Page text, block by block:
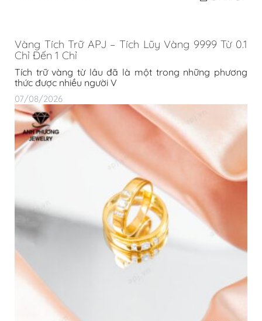
Vàng Tích Trữ APJ – Tích Lũy Vàng 9999 Từ 0.1
Chỉ Đến 1 Chỉ
Tích trữ vàng từ lâu đã là một trong những phương
thức được nhiều người V
07/08/2026